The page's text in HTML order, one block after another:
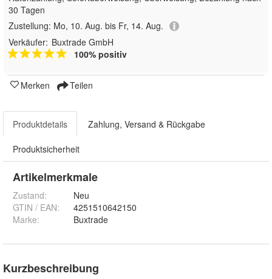
30 Tagen
Zustellung: Mo, 10. Aug. bis Fr, 14. Aug.
Verkäufer: Buxtrade GmbH
100% positiv
Merken Teilen
Produktdetails Zahlung, Versand & Rückgabe
Produktsicherheit
Artikelmerkmale
Zustand:
Neu
GTIN / EAN:
4251510642150
Marke:
Buxtrade
Kurzbeschreibung